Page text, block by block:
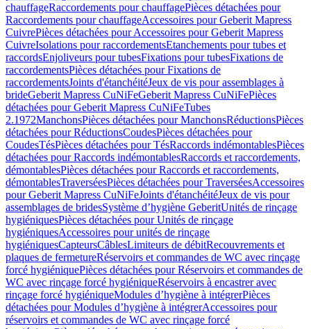
chauffageRaccordements pour chauffagePièces détachées pour
Raccordements pour chauffageAccessoires pour Geberit Mapress
CuivrePièces détachées pour Accessoires pour Geberit Mapress
CuivreIsolations pour raccordementsEtanchements pour tubes et
raccordsEnjoliveurs pour tubesFixations pour tubesFixations de
raccordementsPièces détachées pour Fixations de
raccordementsJoints d'étanchéitéJeux de vis pour assemblages à
brideGeberit Mapress CuNiFeGeberit Mapress CuNiFePièces
détachées pour Geberit Mapress CuNiFeTubes
2.1972ManchonsPièces détachées pour ManchonsRéductionsPièces
détachées pour RéductionsCoudesPièces détachées pour
CoudesTésPièces détachées pour TésRaccords indémontablesPièces
détachées pour Raccords indémontablesRaccords et raccordements,
démontablesPièces détachées pour Raccords et raccordements,
démontablesTraverséesPièces détachées pour TraverséesAccessoires
pour Geberit Mapress CuNiFeJoints d'étanchéitéJeux de vis pour
assemblages de bridesSystème d’hygiène GeberitUnités de rinçage
hygiéniquesPièces détachées pour Unités de rinçage
hygiéniquesAccessoires pour unités de rinçage
hygiéniquesCapteursCâblesLimiteurs de débitRecouvrements et
plaques de fermetureRéservoirs et commandes de WC avec rinçage
forcé hygiéniquePièces détachées pour Réservoirs et commandes de
WC avec rinçage forcé hygiéniqueRéservoirs à encastrer avec
rinçage forcé hygiéniqueModules d’hygiène à intégrerPièces
détachées pour Modules d’hygiène à intégrerAccessoires pour
réservoirs et commandes de WC avec rinçage forcé